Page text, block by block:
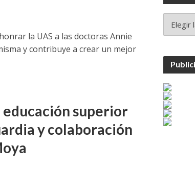
la UAS a las doctoras Annie
y contribuye a crear un mejor
superior
y colaboración